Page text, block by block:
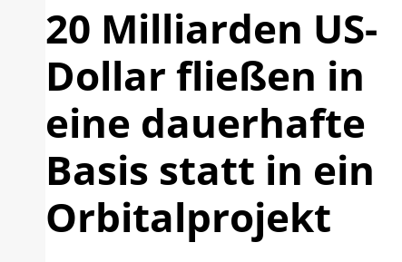
20 Milliarden US-
Dollar fließen in
eine dauerhafte
Basis statt in ein
Orbitalprojekt